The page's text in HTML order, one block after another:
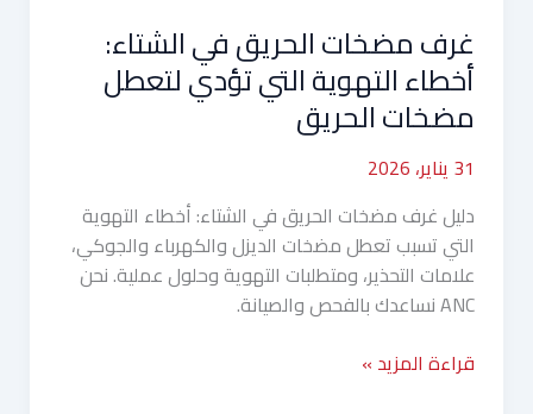
غرف مضخات الحريق في الشتاء:
أخطاء التهوية التي تؤدي لتعطل
مضخات الحريق
31 يناير، 2026
دليل غرف مضخات الحريق في الشتاء: أخطاء التهوية
التي تسبب تعطل مضخات الديزل والكهرباء والجوكي،
علامات التحذير، ومتطلبات التهوية وحلول عملية. نحن
ANC نساعدك بالفحص والصيانة.
مضخات
الحريق
قراءة المزيد »